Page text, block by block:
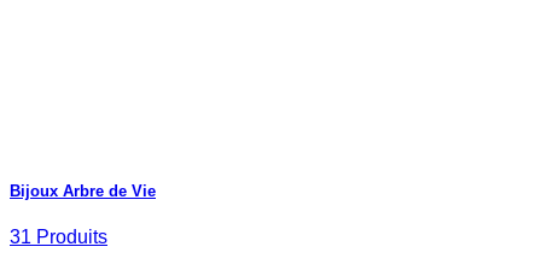
Bijoux Arbre de Vie
31 Produits